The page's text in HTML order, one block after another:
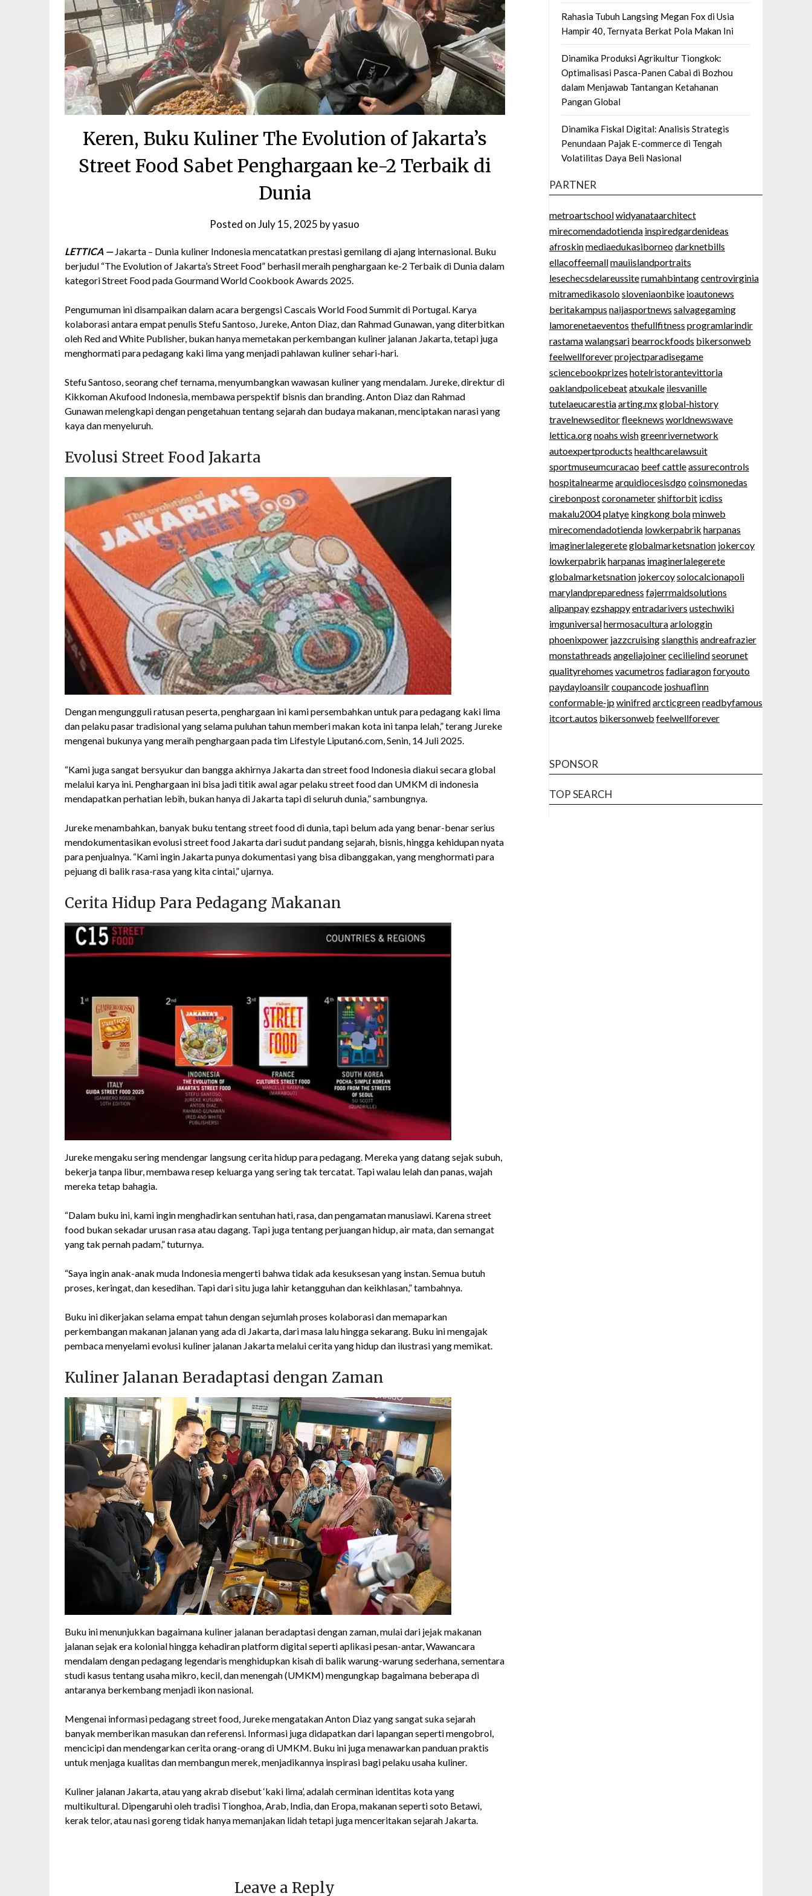
Keren, Buku Kuliner The Evolution of Jakarta’s
Street Food Sabet Penghargaan ke-2 Terbaik di
Dunia
Posted onJuly 15, 2025 byyasuo
LETTICA —Jakarta – Dunia kuliner Indonesia mencatatkan prestasi gemilang di ajang internasional. Buku
berjudul “The Evolution of Jakarta’s Street Food” berhasil meraih penghargaan ke-2 Terbaik di Dunia dalam
kategori Street Food pada Gourmand World Cookbook Awards 2025.
Pengumuman ini disampaikan dalam acara bergengsi Cascais World Food Summit di Portugal. Karya
kolaborasi antara empat penulis Stefu Santoso, Jureke, Anton Diaz, dan Rahmad Gunawan, yang diterbitkan
oleh Red and White Publisher, bukan hanya memetakan perkembangan kuliner jalanan Jakarta, tetapi juga
menghormati para pedagang kaki lima yang menjadi pahlawan kuliner sehari-hari.
Stefu Santoso, seorang chef ternama, menyumbangkan wawasan kuliner yang mendalam. Jureke, direktur di
Kikkoman Akufood Indonesia, membawa perspektif bisnis dan branding. Anton Diaz dan Rahmad
Gunawan melengkapi dengan pengetahuan tentang sejarah dan budaya makanan, menciptakan narasi yang
kaya dan menyeluruh.
Evolusi Street Food Jakarta
Dengan mengungguli ratusan peserta, penghargaan ini kami persembahkan untuk para pedagang kaki lima
dan pelaku pasar tradisional yang selama puluhan tahun memberi makan kota ini tanpa lelah,” terang Jureke
mengenai bukunya yang meraih penghargaan pada tim Lifestyle Liputan6.com, Senin, 14 Juli 2025.
“Kami juga sangat bersyukur dan bangga akhirnya Jakarta dan street food Indonesia diakui secara global
melalui karya ini. Penghargaan ini bisa jadi titik awal agar pelaku street food dan UMKM di indonesia
mendapatkan perhatian lebih, bukan hanya di Jakarta tapi di seluruh dunia,” sambungnya.
Jureke menambahkan, banyak buku tentang street food di dunia, tapi belum ada yang benar-benar serius
mendokumentasikan evolusi street food Jakarta dari sudut pandang sejarah, bisnis, hingga kehidupan nyata
para penjualnya. “Kami ingin Jakarta punya dokumentasi yang bisa dibanggakan, yang menghormati para
pejuang di balik rasa-rasa yang kita cintai,” ujarnya.
Cerita Hidup Para Pedagang Makanan
Jureke mengaku sering mendengar langsung cerita hidup para pedagang. Mereka yang datang sejak subuh,
bekerja tanpa libur, membawa resep keluarga yang sering tak tercatat. Tapi walau lelah dan panas, wajah
mereka tetap bahagia.
“Dalam buku ini, kami ingin menghadirkan sentuhan hati, rasa, dan pengamatan manusiawi. Karena street
food bukan sekadar urusan rasa atau dagang. Tapi juga tentang perjuangan hidup, air mata, dan semangat
yang tak pernah padam,” tuturnya.
“Saya ingin anak-anak muda Indonesia mengerti bahwa tidak ada kesuksesan yang instan. Semua butuh
proses, keringat, dan kesedihan. Tapi dari situ juga lahir ketangguhan dan keikhlasan,” tambahnya.
Buku ini dikerjakan selama empat tahun dengan sejumlah proses kolaborasi dan memaparkan
perkembangan makanan jalanan yang ada di Jakarta, dari masa lalu hingga sekarang. Buku ini mengajak
pembaca menyelami evolusi kuliner jalanan Jakarta melalui cerita yang hidup dan ilustrasi yang memikat.
Kuliner Jalanan Beradaptasi dengan Zaman
Buku ini menunjukkan bagaimana kuliner jalanan beradaptasi dengan zaman, mulai dari jejak makanan
jalanan sejak era kolonial hingga kehadiran platform digital seperti aplikasi pesan-antar, Wawancara
mendalam dengan pedagang legendaris menghidupkan kisah di balik warung-warung sederhana, sementara
studi kasus tentang usaha mikro, kecil, dan menengah (UMKM) mengungkap bagaimana beberapa di
antaranya berkembang menjadi ikon nasional.
Mengenai informasi pedagang street food, Jureke mengatakan Anton Diaz yang sangat suka sejarah
banyak memberikan masukan dan referensi. Informasi juga didapatkan dari lapangan seperti mengobrol,
mencicipi dan mendengarkan cerita orang-orang di UMKM. Buku ini juga menawarkan panduan praktis
untuk menjaga kualitas dan membangun merek, menjadikannya inspirasi bagi pelaku usaha kuliner.
Kuliner jalanan Jakarta, atau yang akrab disebut ‘kaki lima’, adalah cerminan identitas kota yang
multikultural. Dipengaruhi oleh tradisi Tionghoa, Arab, India, dan Eropa, makanan seperti soto Betawi,
kerak telor, atau nasi goreng tidak hanya memanjakan lidah tetapi juga menceritakan sejarah Jakarta.
Leave a Reply
Rahasia Tubuh Langsing Megan Fox di Usia
Hampir 40, Ternyata Berkat Pola Makan Ini
Dinamika Produksi Agrikultur Tiongkok:
Optimalisasi Pasca-Panen Cabai di Bozhou
dalam Menjawab Tantangan Ketahanan
Pangan Global
Dinamika Fiskal Digital: Analisis Strategis
Penundaan Pajak E-commerce di Tengah
Volatilitas Daya Beli Nasional
PARTNER
metroartschoolwidyanataarchitect
mirecomendadotienda inspiredgardenideas
afroskinmediaedukasiborneodarknetbills
ellacoffeemallmauiislandportraits
lesechecsdelareussiterumahbintangcentrovirginia
mitramedikasolosloveniaonbike ioautonews
beritakampus naijasportnews salvagegaming
lamorenetaeventos thefullfitness programlarindir
rastamawalangsari bearrockfoods bikersonweb
feelwellforeverprojectparadisegame
sciencebookprizes hotelristorantevittoria
oaklandpolicebeatatxukale ilesvanille
tutelaeucarestiaarting.mxglobal-history
travelnewseditorfleeknews worldnewswave
lettica.orgnoahs wishgreenrivernetwork
autoexpertproducts healthcarelawsuit
sportmuseumcuracao beef cattleassurecontrols
hospitalnearmearquidiocesisdgocoinsmonedas
cirebonpostcoronametershiftorbit icdiss
makalu2004platye kingkong bolaminweb
mirecomendadotienda lowkerpabrik harpanas
imaginerlalegereteglobalmarketsnation jokercoy
lowkerpabrik harpanas imaginerlalegerete
globalmarketsnation jokercoysolocalcionapoli
marylandpreparedness fajerrmaidsolutions
alipanpayezshappyentradarivers ustechwiki
imguniversalhermosaculturaarlologgin
phoenixpower jazzcruisingslangthis andreafrazier
monstathreads angeliajoinercecilielindseorunet
qualityrehomes vacumetros fadiaragonforyouto
paydayloansilrcoupancode joshuaflinn
conformable-jpwinifredarcticgreenreadbyfamous
itcort.autos bikersonweb feelwellforever
SPONSOR
TOP SEARCH